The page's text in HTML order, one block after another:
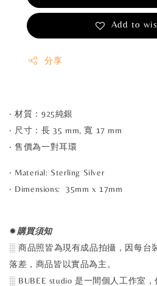
Add to
分享
‧ 材質：925純銀
‧ 尺寸：長 35 mm, 寬 17 mm
‧ 售價為一對耳環
‧ Material: Sterling Silver
‧ Dimensions: 35mm x 17mm
✹購買須知
░ 商品照皆為現有成品拍攝，因每台
落差，商品皆以實品為主。
░ BUBEE studio 是一間個人工作室，